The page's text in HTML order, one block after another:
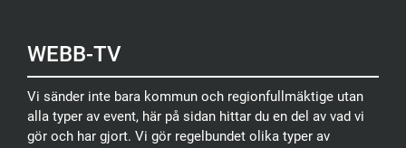
WEBB-TV
Vi sänder inte bara kommun och regionfullmäktige utan
alla typer av event, här på sidan hittar du en del av vad vi
gör och har gjort. Vi gör regelbundet olika typer av